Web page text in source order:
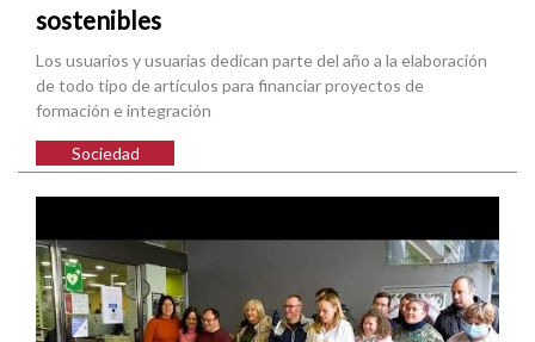
sostenibles
Los usuarios y usuarias dedican parte del año a la elaboración
de todo tipo de artículos para financiar proyectos de
formación e integración
Sociedad